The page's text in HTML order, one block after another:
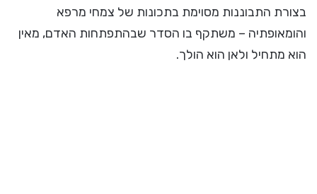
בצורת התבוננות מסוימת בתכונות של צמחי מרפא
והומאופתיה – משתקף בו הסדר שבהתפתחות האדם, מאין
הוא מתחיל ולאן הוא הולך.